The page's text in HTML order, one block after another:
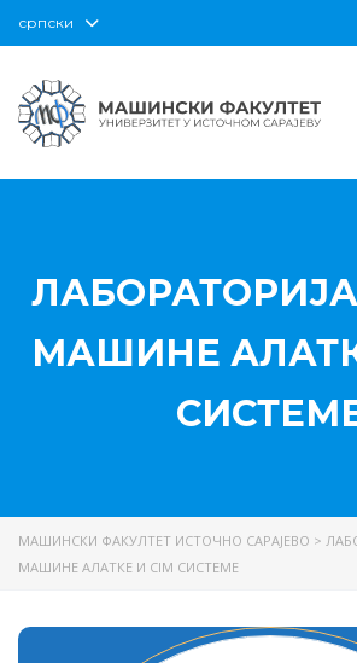
српски
ЛАБОРАТОРИЈА
МАШИНЕ
МАШИНСКИ ФАКУЛТЕТ ИСТОЧНО САРАЈЕВО >
МАШИНЕ АЛАТКЕ И CIM СИСТЕМЕ